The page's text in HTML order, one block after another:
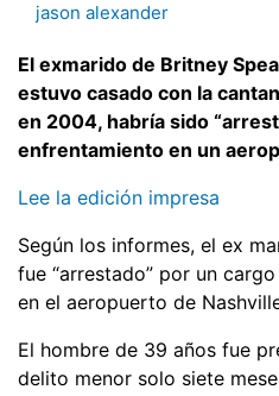
jason alexander
El exmarido de Britney
estuvo casado con la
en 2004, habría sido
enfrentamiento en un
Lee la edición impresa
Según los informes, el ex
fue “arrestado” por un
en el aeropuerto de
El hombre de 39 años fue
delito menor solo siete